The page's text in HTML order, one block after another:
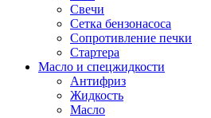
Свечи
Сетка бензонасоса
Сопротивление печки
Стартера
Масло и спецжидкости
Антифриз
Жидкость
Масло